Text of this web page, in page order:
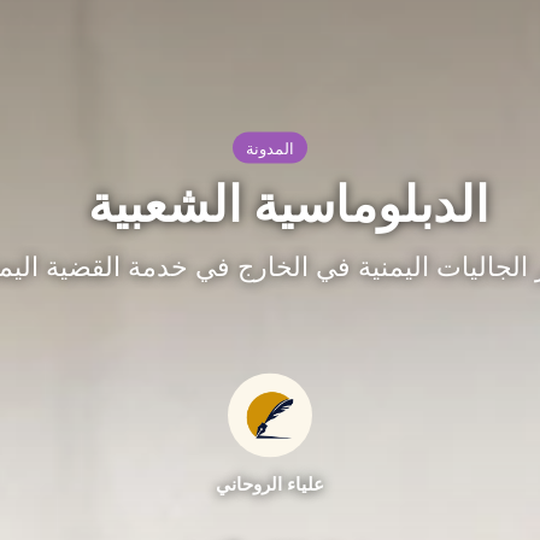
المدونة
الدبلوماسية الشعبية
الجاليات اليمنية في الخارج في خدمة القضية
علياء الروحاني